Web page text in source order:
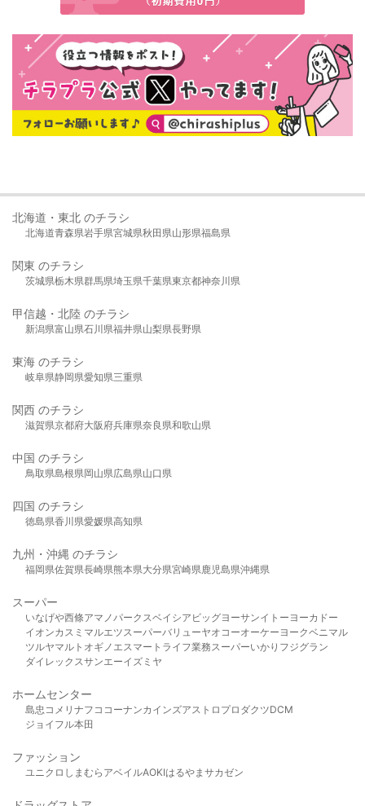
北海道・東北 のチラシ
北海道青森県岩手県宮城県秋田県山形県福島県
関東 のチラシ
茨城県栃木県群馬県埼玉県千葉県東京都神奈川県
甲信越・北陸 のチラシ
新潟県富山県石川県福井県山梨県長野県
東海 のチラシ
岐阜県静岡県愛知県三重県
関西 のチラシ
滋賀県京都府大阪府兵庫県奈良県和歌山県
中国 のチラシ
鳥取県島根県岡山県広島県山口県
四国 のチラシ
徳島県香川県愛媛県高知県
九州・沖縄 のチラシ
福岡県佐賀県長崎県熊本県大分県宮崎県鹿児島県沖縄県
スーパー
いなげや西條アマノパークスベイシア ビッグヨーサンイトーヨーカドー
イオンカスミ マルエツスーパーバリューヤオコーオーケー ヨークベニマル
ツルヤマルト オギノ エスマート ライフ業務スーパーいかり フジグラン
ダイレックスサンエーイズミヤ
ホームセンター
島忠 コメリ ナフコ コーナンカインズアストロプロダクツDCM
ジョイフル本田
ファッション
ユニクロ しまむら アベイルAOKIはるやま サカゼン